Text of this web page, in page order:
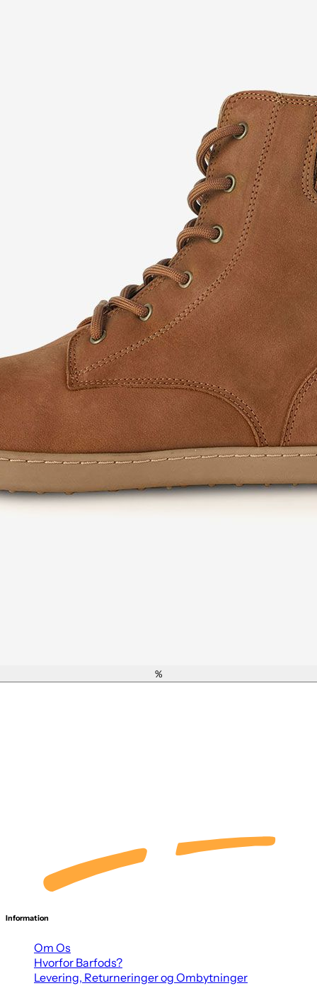
%
Information
Om Os
Hvorfor Barfods?
Levering, Returneringer og Ombytninger